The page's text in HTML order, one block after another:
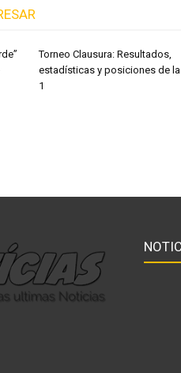
Torneo Clausura: Resultados,
estadísticas y posiciones de
1